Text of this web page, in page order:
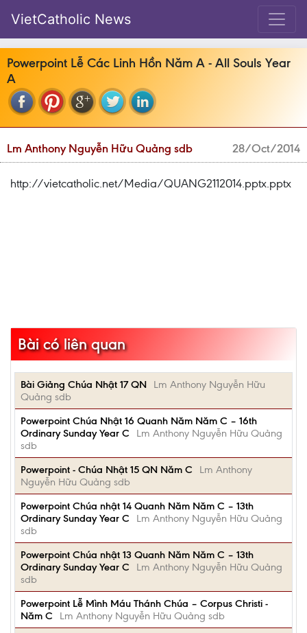
VietCatholic News
Powerpoint Lễ Các Linh Hồn Năm A - All Souls Year
A
Lm Anthony Nguyễn Hữu Quảng sdb 28/Oct/2014
http://vietcatholic.net/Media/QUANG2112014.pptx.pptx
Bài có liên quan
Bài Giảng Chúa Nhật 17 QN
Lm Anthony Nguyễn Hữu
Quảng sdb
Powerpoint Chúa Nhật 16 Quanh Năm Năm C – 16th
Ordinary Sunday Year C
Lm Anthony Nguyễn Hữu Quảng
sdb
Powerpoint - Chúa Nhật 15 QN Năm C
Lm Anthony
Nguyễn Hữu Quảng sdb
Powerpoint Chúa nhật 14 Quanh Năm Năm C – 13th
Ordinary Sunday Year C
Lm Anthony Nguyễn Hữu Quảng
sdb
Powerpoint Chúa nhật 13 Quanh Năm Năm C – 13th
Ordinary Sunday Year C
Lm Anthony Nguyễn Hữu Quảng
sdb
Powerpoint Lễ Mình Máu Thánh Chúa – Corpus Christi -
Năm C
Lm Anthony Nguyễn Hữu Quảng sdb